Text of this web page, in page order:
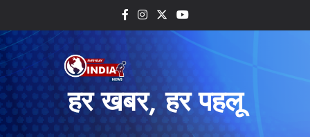
content
हर खबर, हर पहलू